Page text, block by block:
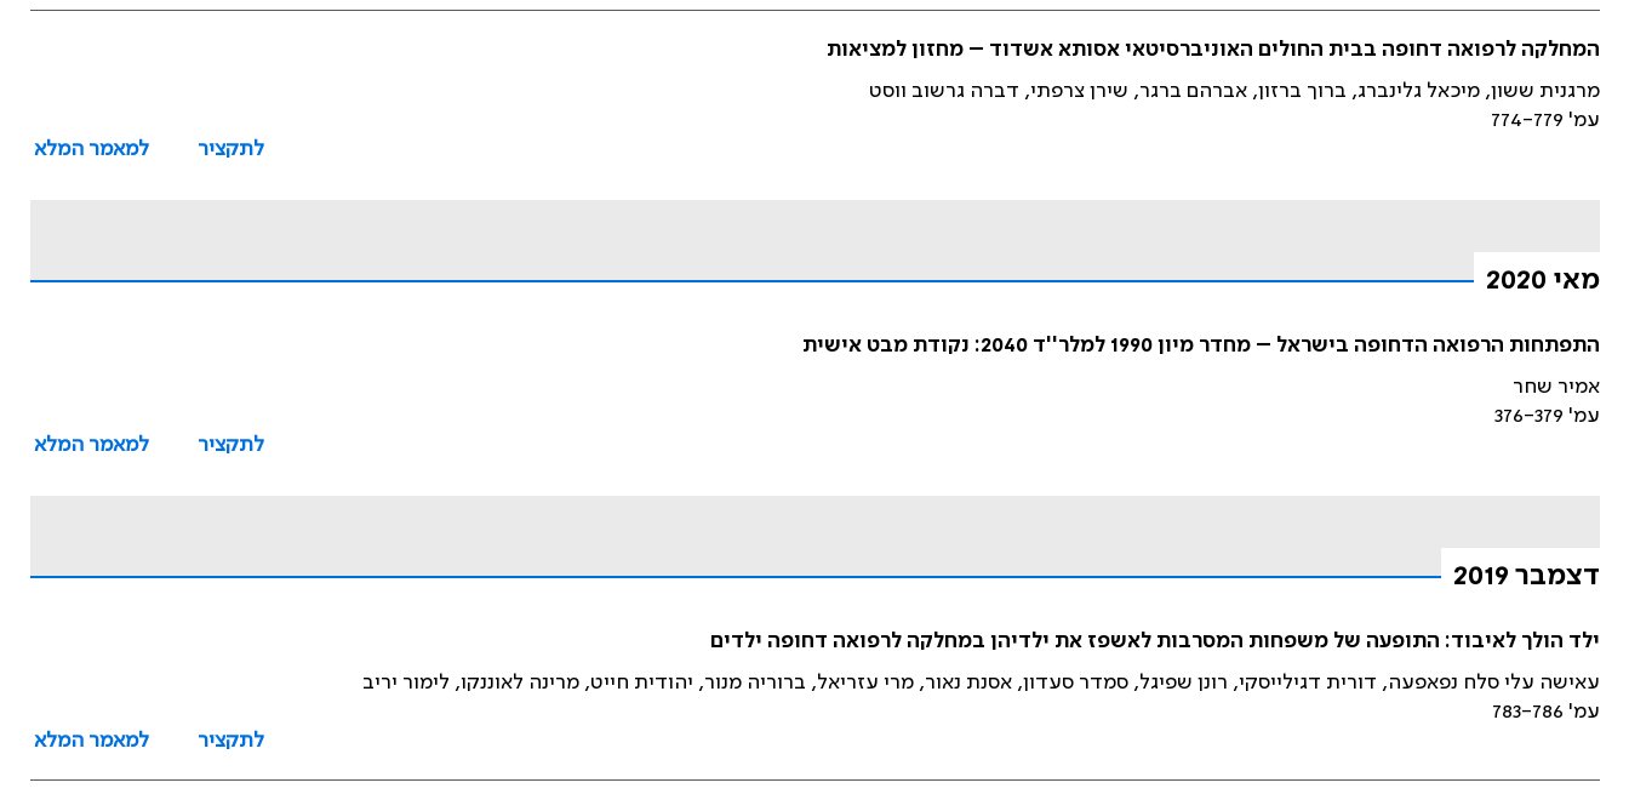
המחלקה לרפואה דחופה בבית החולים האוניברסיטאי אסותא אשדוד – מחזון למציאות
מרגנית ששון, מיכאל גלינברג, ברוך ברזון, אברהם ברגר, שירן צרפתי, דברה גרשוב ווסט
עמ' 774-779
לתקציר
למאמר המלא
מאי 2020
התפתחות הרפואה הדחופה בישראל – מחדר מיון 1990 למלר''ד 2040: נקודת מבט אישית
אמיר שחר
עמ' 376-379
לתקציר
למאמר המלא
דצמבר 2019
ילד הולך לאיבוד: התופעה של משפחות המסרבות לאשפז את ילדיהן במחלקה לרפואה דחופה ילדים
עאישה עלי סלח נפאפעה, דורית דגילייסקי, רונן שפיגל, סמדר סעדון, אסנת נאור, מרי עזריאל, ברוריה מנור, יהודית חייט, מרינה לאוננקו, לימור יריב
עמ' 783-786
לתקציר
למאמר המלא